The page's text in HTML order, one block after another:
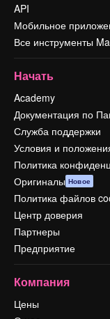
API
Мобильное
Все инструменты
Начать
Academy
Документация по
Служба поддержки
Условия и
Политика
Оригиналы Новое
Политика файлов
Центр доверия
Партнеры
Предприятие
Компания
Цены